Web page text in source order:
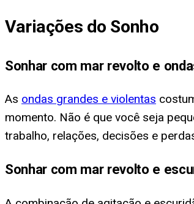
Variações do Sonho
Sonhar com mar revolto e
As ondas grandes e violentas
momento. Não é que você seja
trabalho, relações, decisões e
Sonhar com mar revolto e